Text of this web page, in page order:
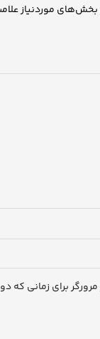
بخش‌های موردنیاز
برای زمانی که